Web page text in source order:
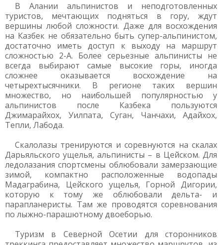
В Алании альпинистов и неподготовленных
туристов, мечтающих подняться в гору, ждут
вершины любой сложности. Даже для восхождения
на Казбек не обязательно быть супер-альпинистом,
достаточно иметь доступ к выходу на маршрут
сложностью 2-А. Более серьезные альпинисты не
всегда выбирают самые высокие горы, иногда
сложнее оказывается восхождение на
четырехтысячники. В регионе таких вершин
множество, но наибольшей популярностью у
альпинистов после Казбека пользуются
Джимарайхох, Уилпата, Суган, Чанчахи, Адайхох,
Тепли, Лабода.
Скалолазы тренируются и соревнуются на скалах
Дарьяльского ущелья, альпинисты – в Цейском. Для
ледолазания спортсмены облюбовали замерзающие
зимой, компактно расположенные водопады
Мадаграбина, Цейского ущелья, Горной Дигории,
которую к тому же облюбовали дельта- и
парапланеристы. Там же проводятся соревнования
по лыжно-парашютному двоеборью.
Туризм в Северной Осетии для сторонников